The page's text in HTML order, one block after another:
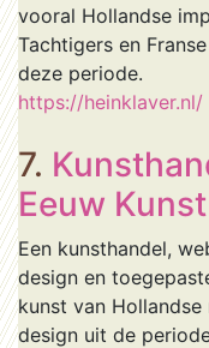
vooral Hollandse
Tachtigers en
deze periode.
https://heinklaver.nl/
7.
Eeuw
Een kunsthandel,
design en
kunst van
design uit de